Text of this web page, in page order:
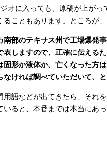
オに入っても、原稿が上が
ることもあります。ところが
南部のテキサス州で工場爆発
表しますので、正確に伝える
固形か液体か、亡くなった方
なければ調べていただいて、
用語などが出てきたら、それ
ると、本番までは本当にあ